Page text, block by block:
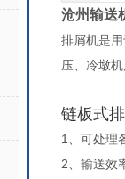
沧州输送
排屑机是
压、冷墩
链板式
1、可处理
2、输送效